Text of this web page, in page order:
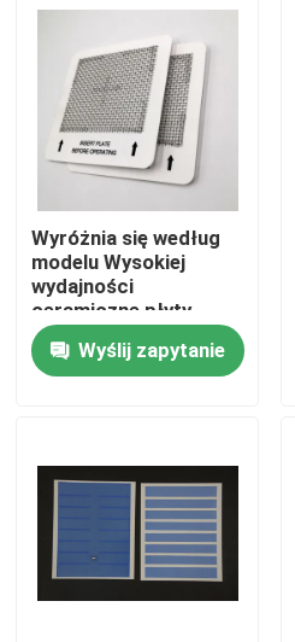
Do domu
Produkty
Pokaz VR
O nas
Wyróżnia się według
modelu Wysokiej
wydajności
ceramiczne płyty
ozonowe do ozonów
Generator
oczyszczacz
Wyślij zapytanie